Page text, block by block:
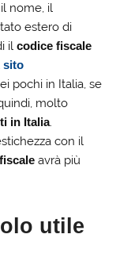
il nome, il
estero di
ilcodice fiscale
sito
pochi in Italia, se
molto
in Italia.
con il
avrà più
utile